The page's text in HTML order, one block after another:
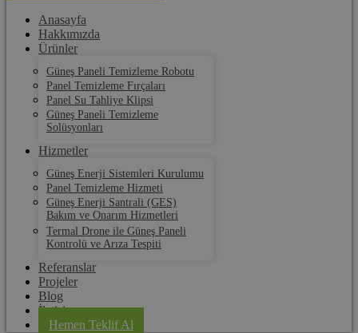
Anasayfa
Hakkımızda
Ürünler
Güneş Paneli Temizleme Robotu
Panel Temizleme Fırçaları
Panel Su Tahliye Klipsi
Güneş Paneli Temizleme
Solüsyonları
Hizmetler
Güneş Enerji Sistemleri Kurulumu
Panel Temizleme Hizmeti
Güneş Enerji Santrali (GES)
Bakım ve Onarım Hizmetleri
Termal Drone ile Güneş Paneli
Kontrolü ve Arıza Tespiti
Referanslar
Projeler
Blog
İletişim
Hemen Teklif Al